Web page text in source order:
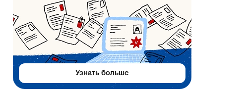
Узнать больше